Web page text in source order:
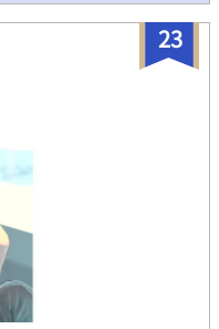
23